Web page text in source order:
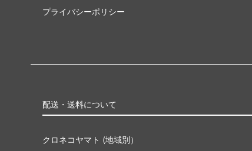
プライバシーポリシー
配送・送料について
クロネコヤマト (地域別）